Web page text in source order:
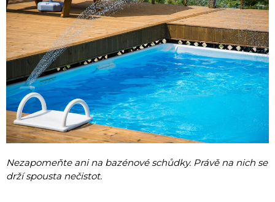
Nezapomeňte ani na bazénové schůdky. Právě na nich se
drží spousta nečistot.